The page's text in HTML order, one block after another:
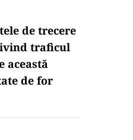
de trecere
traficul
această
de for